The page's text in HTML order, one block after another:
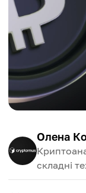
Олена
складні